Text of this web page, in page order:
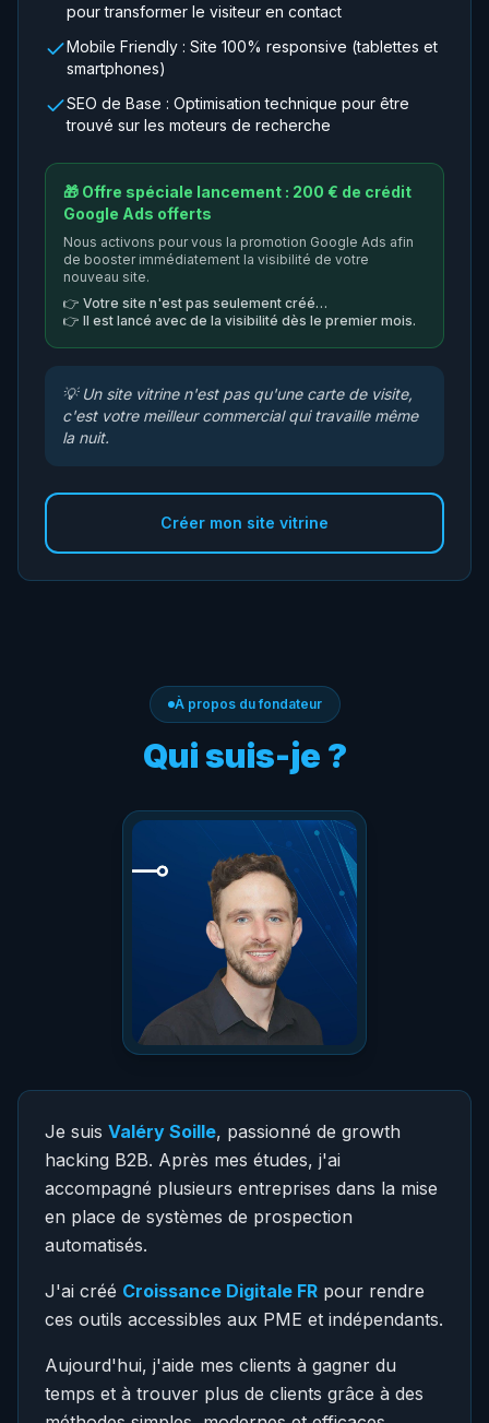
pour transformer le visiteur en contact
Mobile Friendly : Site 100% responsive (tablettes et
smartphones)
SEO de Base : Optimisation technique pour être
trouvé sur les moteurs de recherche
🎁 Offre spéciale lancement : 200 € de crédit
Google Ads offerts
Nous activons pour vous la promotion Google Ads afin
de booster immédiatement la visibilité de votre
nouveau site.
👉 Votre site n'est pas seulement créé…
👉 Il est lancé avec de la visibilité dès le premier mois.
💡 Un site vitrine n'est pas qu'une carte de visite,
c'est votre meilleur commercial qui travaille même
la nuit.
Créer mon site vitrine
À propos du fondateur
Qui suis-je ?
Je suis Valéry Soille, passionné de growth
hacking B2B. Après mes études, j'ai
accompagné plusieurs entreprises dans la mise
en place de systèmes de prospection
automatisés.
J'ai créé Croissance Digitale FR pour rendre
ces outils accessibles aux PME et indépendants.
Aujourd'hui, j'aide mes clients à gagner du
temps et à trouver plus de clients grâce à des